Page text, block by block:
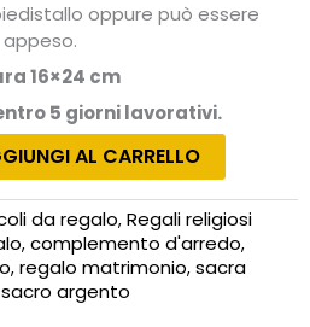
oppure può essere
appeso.
16×24 cm
5 giorni lavorativi.
AL CARRELLO
da regalo, Regali religiosi
, complemento d'arredo,
, regalo matrimonio, sacra
sacro argento